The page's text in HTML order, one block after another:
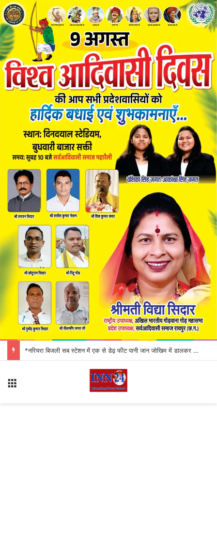
UPI ID को लेकर बड़ा अलर्ट! कहीं आपकी एक छोटी सी गलती न कर दे बैंक अकाउंट खाली